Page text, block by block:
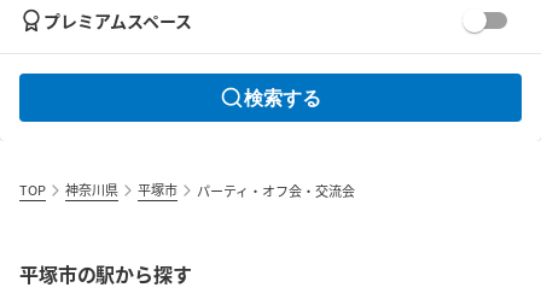
プレミアムスペース
検索する
TOP 神奈川県 平塚市 パーティ・オフ会・交流会
平塚市の駅から探す